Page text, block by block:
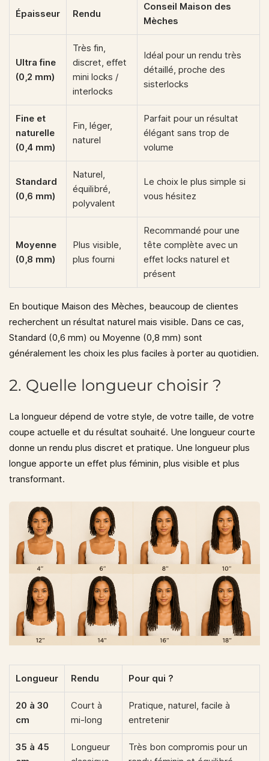
Épaisseur Rendu
Conseil Maison des
Mèches
Ultra fine
(0,2 mm)
Très fin,
discret, effet
mini locks /
interlocks
Idéal pour un rendu très
détaillé, proche des
sisterlocks
Fine et
naturelle
(0,4 mm)
Fin, léger,
naturel
Parfait pour un résultat
élégant sans trop de
volume
Standard
(0,6 mm)
Naturel,
équilibré,
polyvalent
Le choix le plus simple si
vous hésitez
Moyenne
(0,8 mm)
Plus visible,
plus fourni
Recommandé pour une
tête complète avec un
effet locks naturel et
présent
En boutique Maison des Mèches, beaucoup de clientes
recherchent un résultat naturel mais visible. Dans ce cas,
Standard (0,6 mm) ou Moyenne (0,8 mm) sont
généralement les choix les plus faciles à porter au quotidien.
2. Quelle longueur choisir ?
La longueur dépend de votre style, de votre taille, de votre
coupe actuelle et du résultat souhaité. Une longueur courte
donne un rendu plus discret et pratique. Une longueur plus
longue apporte un effet plus féminin, plus visible et plus
transformant.
Longueur Rendu Pour qui ?
20 à 30
cm
Court à
mi-long
Pratique, naturel, facile à
entretenir
35 à 45
Longueur
Très bon compromis pour un